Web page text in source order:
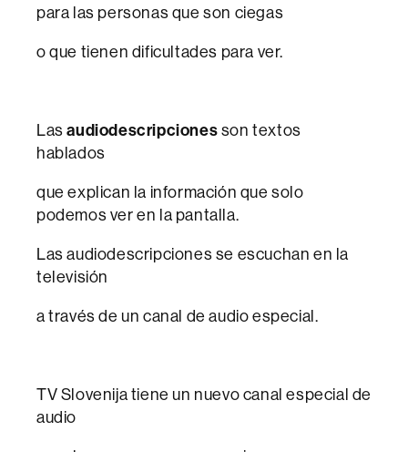
para las personas que son ciegas
o que tienen dificultades para ver.
Lasaudiodescripcionesson textos
hablados
que explican la información que solo
podemos ver en la pantalla.
Las audiodescripciones se escuchan en la
televisión
a través de un canal de audio especial.
TV Slovenija tiene un nuevo canal especial de
audio